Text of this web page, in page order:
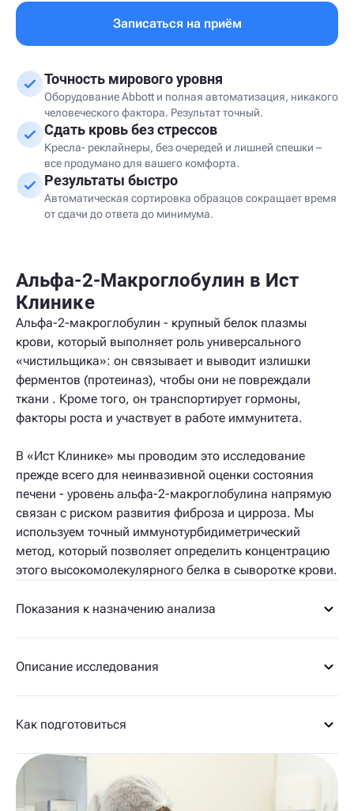
Записаться на приём
Точность мирового уровня
Оборудование Abbott и полная автоматизация, никакого
человеческого фактора. Результат точный.
Сдать кровь без стрессов
Кресла- реклайнеры, без очередей и лишней спешки –
все продумано для вашего комфорта.
Результаты быстро
Автоматическая сортировка образцов сокращает время
от сдачи до ответа до минимума.
Альфа-2-Макроглобулин в Ист
Клинике
Альфа-2-макроглобулин - крупный белок плазмы
крови, который выполняет роль универсального
«чистильщика»: он связывает и выводит излишки
ферментов (протеиназ), чтобы они не повреждали
ткани . Кроме того, он транспортирует гормоны,
факторы роста и участвует в работе иммунитета.
В «Ист Клинике» мы проводим это исследование
прежде всего для неинвазивной оценки состояния
печени - уровень альфа-2-макроглобулина напрямую
связан с риском развития фиброза и цирроза. Мы
используем точный иммунотурбидиметрический
метод, который позволяет определить концентрацию
этого высокомолекулярного белка в сыворотке крови.
Показания к назначению анализа
Описание исследования
Как подготовиться